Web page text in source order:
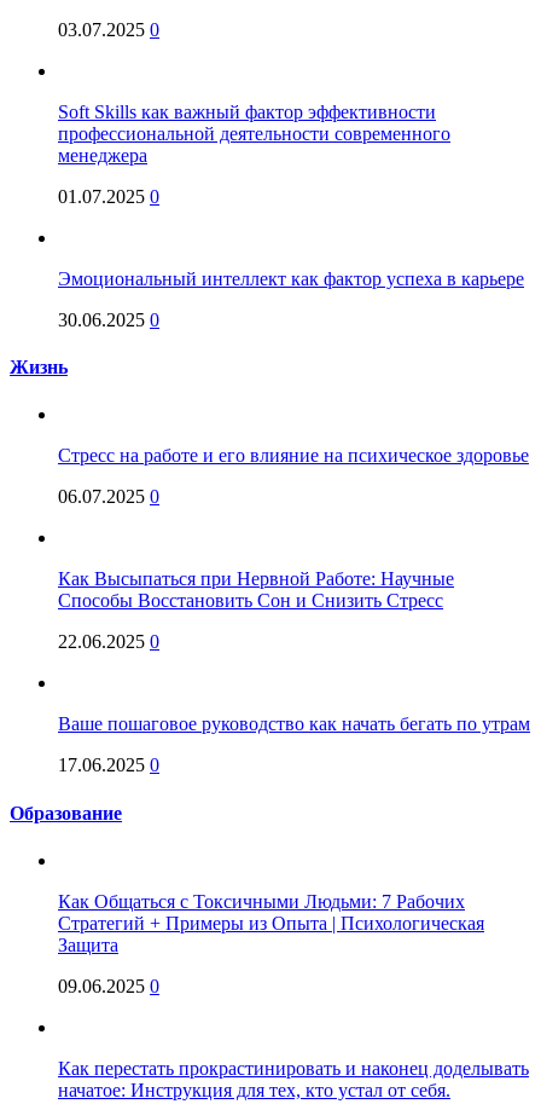
03.07.2025 0
Soft Skills как важный фактор эффективности
профессиональной деятельности современного
менеджера
01.07.2025 0
Эмоциональный интеллект как фактор успеха в карьере
30.06.2025 0
Жизнь
Стресс на работе и его влияние на психическое здоровье
06.07.2025 0
Как Высыпаться при Нервной Работе: Научные
Способы Восстановить Сон и Снизить Стресс
22.06.2025 0
Ваше пошаговое руководство как начать бегать по утрам
17.06.2025 0
Образование
Как Общаться с Токсичными Людьми: 7 Рабочих
Стратегий + Примеры из Опыта | Психологическая
Защита
09.06.2025 0
Как перестать прокрастинировать и наконец доделывать
начатое: Инструкция для тех, кто устал от себя.